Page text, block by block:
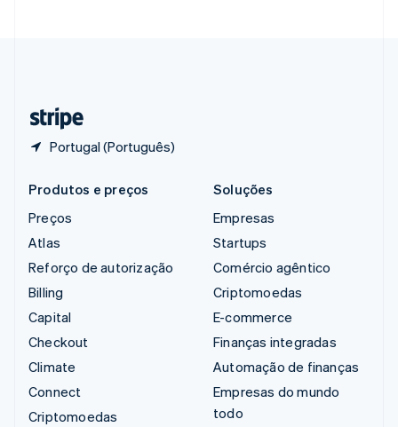
Portugal (Português)
Produtos e preços
Preços
Atlas
Reforço de autorização
Billing
Capital
Checkout
Climate
Connect
Criptomoedas
Soluções
Empresas
Startups
Comércio agêntico
Criptomoedas
E-commerce
Finanças integradas
Automação de finanças
Empresas do mundo
todo